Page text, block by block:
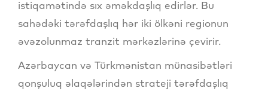
istiqamətində sıx əməkdaşlıq edirlər. Bu
sahədəki tərəfdaşlıq hər iki ölkəni regionun
əvəzolunmaz tranzit mərkəzlərinə çevirir.
Azərbaycan və Türkmənistan münasibətləri
qonşuluq əlaqələrindən strateji tərəfdaşlıq